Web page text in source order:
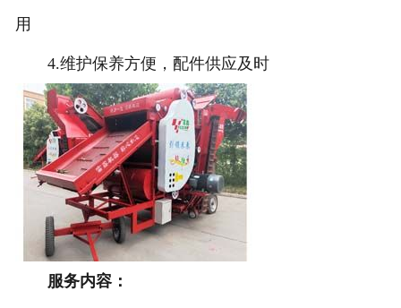
用
4.维护保养方便，配件供应及时
服务内容：